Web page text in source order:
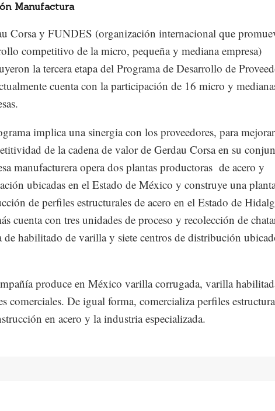
Manufactura
Corsa y FUNDES (organización internacional que
competitivo de la micro, pequeña y mediana empresa)
la tercera etapa del Programa de Desarrollo de
cuenta con la participación de 16 micro y
implica una sinergia con los proveedores, para
de la cadena de valor de Gerdau Corsa en su
manufacturera opera dos plantas productoras de acero y
ubicadas en el Estado de México y construye una
de perfiles estructurales de acero en el Estado de
cuenta con tres unidades de proceso y recolección de
de habilitado de varilla y siete centros de distribución
produce en México varilla corrugada, varilla
comerciales. De igual forma, comercializa perfiles
en acero y la industria especializada.